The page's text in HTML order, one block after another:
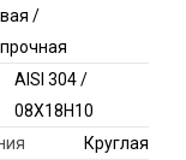
/
AISI 304 /
08Х18Н10
Круглая